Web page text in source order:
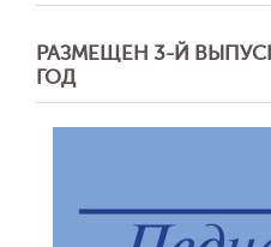
РАЗМЕЩЕН 3-Й
ГОД